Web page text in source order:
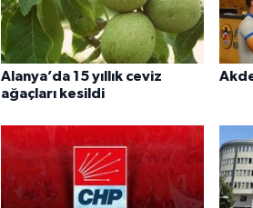
Alanya’da 15 yıllık ceviz
ağaçları kesildi